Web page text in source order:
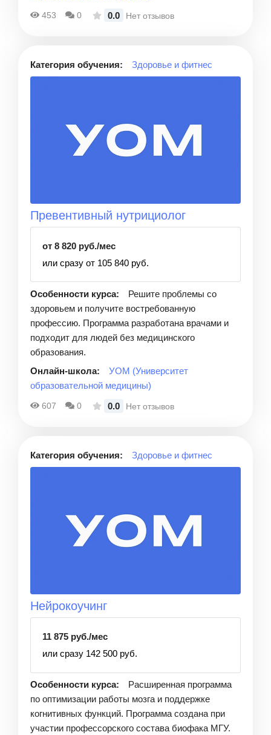
453 0 0.0 Нет отзывов
Категория обучения: Здоровье и фитнес
Превентивный нутрициолог
от 8 820 руб./мес
или сразу от 105 840 руб.
Особенности курса:
Решите проблемы со
здоровьем и получите востребованную
профессию. Программа разработана врачами и
подходит для людей без медицинского
образования.
Онлайн-школа:
УОМ (Университет
образовательной медицины)
607 0 0.0 Нет отзывов
Категория обучения: Здоровье и фитнес
Нейрокоучинг
11 875 руб./мес
или сразу 142 500 руб.
Особенности курса:
Расширенная программа
по оптимизации работы мозга и поддержке
когнитивных функций. Программа создана при
участии профессорского состава биофака МГУ.